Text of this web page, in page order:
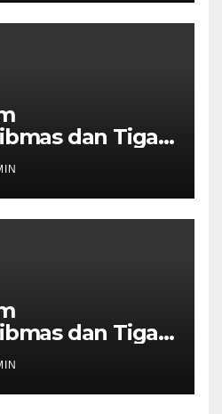
dan Tiga
Ungaran
Warga
Ronda
dan Tiga
Ungaran
Warga
Ronda